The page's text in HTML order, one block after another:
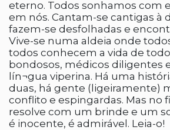
eterno. Todos sonhamos com
em nós. Cantam-se cantigas à
fazem-se desfolhadas e
Vive-se numa aldeia onde
todos conhecem a vida de
bondosos, médicos diligentes
lín¬gua viperina. Há uma
duas, há gente (ligeiramente)
conflito e espingardas. Mas no
resolve com um brinde e um
é inocente, é admirável. Leia-o!